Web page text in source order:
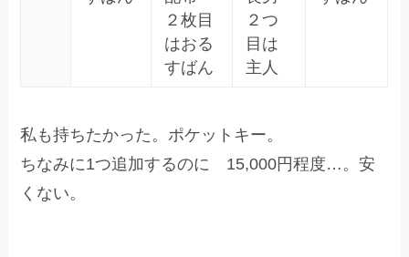
２枚目
はおる
すばん
２つ
目は
主人
私も持ちたかった。ポケットキー。
ちなみに1つ追加するのに 15,000円程度…。安
くない。